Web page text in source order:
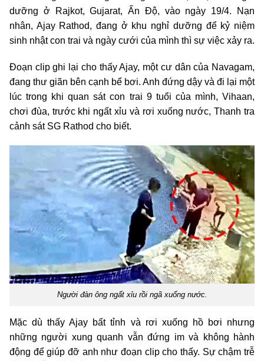
dưỡng ở Rajkot, Gujarat, Ấn Độ, vào ngày 19/4. Nạn
nhân, Ajay Rathod, đang ở khu nghỉ dưỡng để kỷ niệm
sinh nhật con trai và ngày cưới của mình thì sự việc xảy ra.
Đoạn clip ghi lại cho thấy Ajay, một cư dân của Navagam,
đang thư giãn bên cạnh bể bơi. Anh đứng dậy và đi lại một
lúc trong khi quan sát con trai 9 tuổi của mình, Vihaan,
chơi đùa, trước khi ngất xỉu và rơi xuống nước, Thanh tra
cảnh sát SG Rathod cho biết.
Người đàn ông ngất xỉu rồi ngã xuống nước.
Mặc dù thấy Ajay bất tỉnh và rơi xuống hồ bơi nhưng
những người xung quanh vẫn đứng im và không hành
động để giúp đỡ anh như đoạn clip cho thấy. Sự chậm trễ